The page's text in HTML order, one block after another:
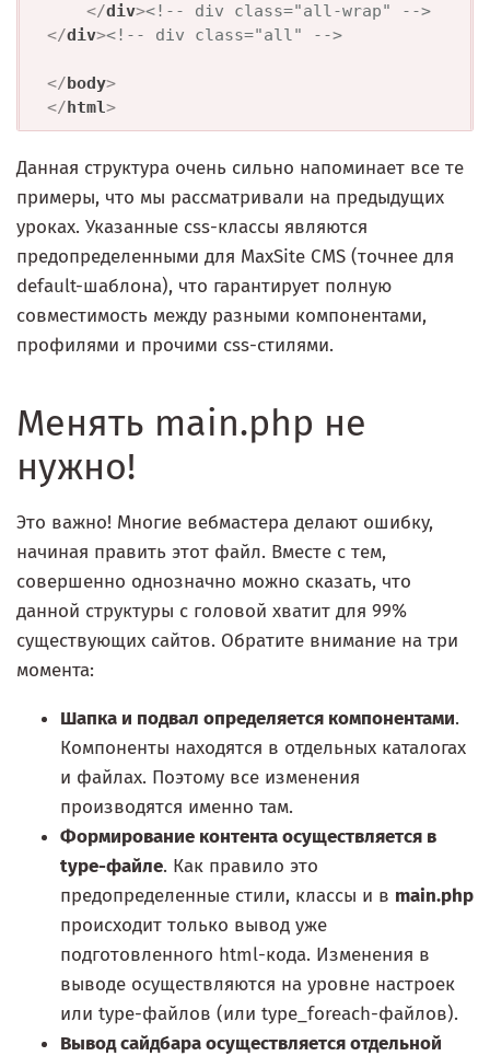
</div><!-- div class="all-wrap" -->
</div><!-- div class="all" -->
</ body>
</ html>
Данная структура очень сильно напоминает все те
примеры, что мы рассматривали на предыдущих
уроках. Указанные css-классы являются
предопределенными для MaxSite CMS (точнее для
default-шаблона), что гарантирует полную
совместимость между разными компонентами,
профилями и прочими css-стилями.
Менять main.php не
нужно!
Это важно! Многие вебмастера делают ошибку,
начиная править этот файл. Вместе с тем,
совершенно однозначно можно сказать, что
данной структуры с головой хватит для 99%
существующих сайтов. Обратите внимание на три
момента:
Шапка и подвал определяется компонентами.
Компоненты находятся в отдельных каталогах
и файлах. Поэтому все изменения
производятся именно там.
Формирование контента осуществляется в
type-файле. Как правило это
предопределенные стили, классы и в main.php
происходит только вывод уже
подготовленного html-кода. Изменения в
выводе осуществляются на уровне настроек
или type-файлов (или type_foreach-файлов).
Вывод сайдбара осуществляется отдельной